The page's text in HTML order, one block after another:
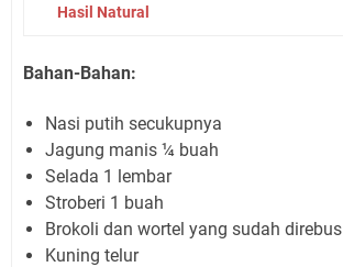
Hasil Natural
Bahan-Bahan:
Nasi putih secukupnya
Jagung manis ¼ buah
Selada 1 lembar
Stroberi 1 buah
Brokoli dan wortel yang sudah direbus
Kuning telur